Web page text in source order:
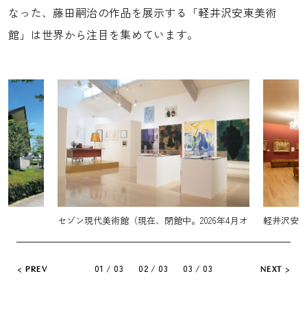
なった、藤田嗣治の作品を展示する「軽井沢安東美術
館」は世界から注目を集めています。
PREV NEXT
軽井沢安東美術館 大賀ホール
01 / 03 02 / 03 03 / 03